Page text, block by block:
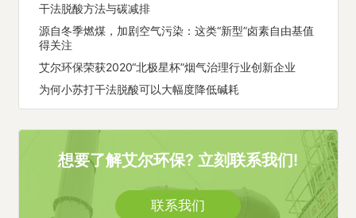
干法脱酸方法与碳减排
源自冬季燃煤，加剧空气污染：这类“新型”卤素自由基值
得关注
艾尔环保荣获2020“北极星杯”烟气治理行业创新企业
为何小苏打干法脱酸可以大幅度降低碱耗
想要了解艾尔环保? 立刻联系我们!
联系我们